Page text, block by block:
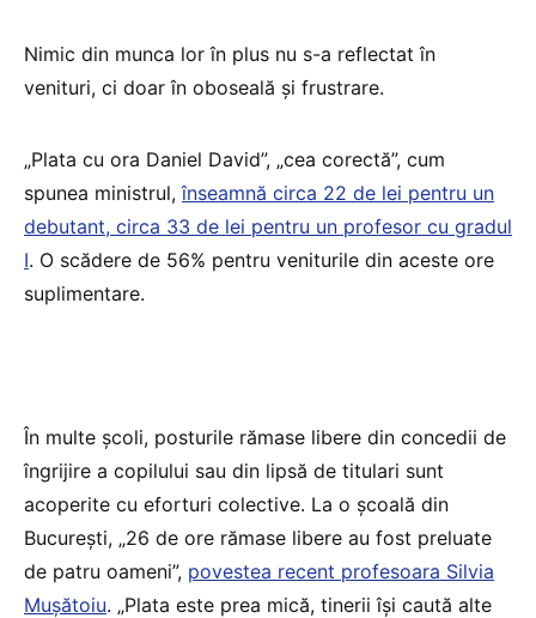
Nimic din munca lor în plus nu s-a reflectat în
venituri, ci doar în oboseală și frustrare.
„Plata cu ora Daniel David”, „cea corectă”, cum
spunea ministrul,înseamnă circa 22 de lei pentru un
debutant, circa 33 de lei pentru un profesor cu gradul
I. O scădere de 56% pentru veniturile din aceste ore
suplimentare.
În multe școli, posturile rămase libere din concedii de
îngrijire a copilului sau din lipsă de titulari sunt
acoperite cu eforturi colective. La o școală din
București, „26 de ore rămase libere au fost preluate
de patru oameni”, povestea recent profesoara Silvia
Mușătoiu. „Plata este prea mică, tinerii își caută alte